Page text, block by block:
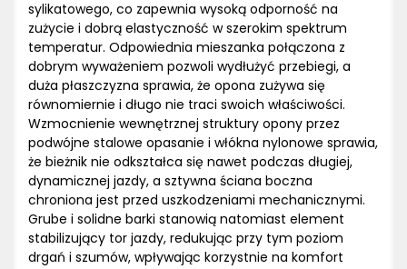
sylikatowego, co zapewnia wysoką odporność na
zużycie i dobrą elastyczność w szerokim spektrum
temperatur. Odpowiednia mieszanka połączona z
dobrym wyważeniem pozwoli wydłużyć przebiegi, a
duża płaszczyzna sprawia, że opona zużywa się
równomiernie i długo nie traci swoich właściwości.
Wzmocnienie wewnętrznej struktury opony przez
podwójne stalowe opasanie i włókna nylonowe sprawia,
że bieżnik nie odkształca się nawet podczas długiej,
dynamicznej jazdy, a sztywna ściana boczna
chroniona jest przed uszkodzeniami mechanicznymi.
Grube i solidne barki stanowią natomiast element
stabilizujący tor jazdy, redukując przy tym poziom
drgań i szumów, wpływając korzystnie na komfort